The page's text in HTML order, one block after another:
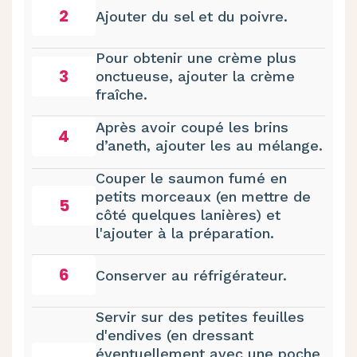
2 Ajouter du sel et du poivre.
3
Pour obtenir une crème plus
onctueuse, ajouter la crème
fraîche.
4
Après avoir coupé les brins
d’aneth, ajouter les au mélange.
5
Couper le saumon fumé en
petits morceaux (en mettre de
côté quelques lanières) et
l'ajouter à la préparation.
6 Conserver au réfrigérateur.
Servir sur des petites feuilles
d'endives (en dressant
éventuellement avec une poche